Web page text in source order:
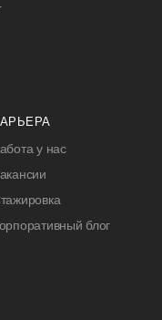
у нас
блог